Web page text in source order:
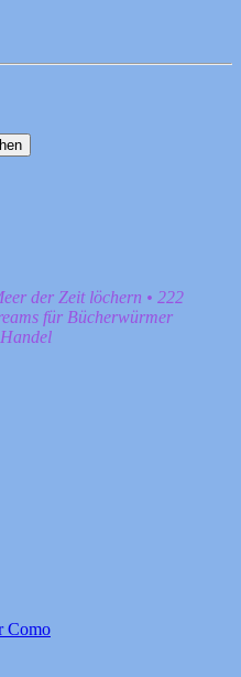
der Zeit löchern • 222
für Bücherwürmer
Como